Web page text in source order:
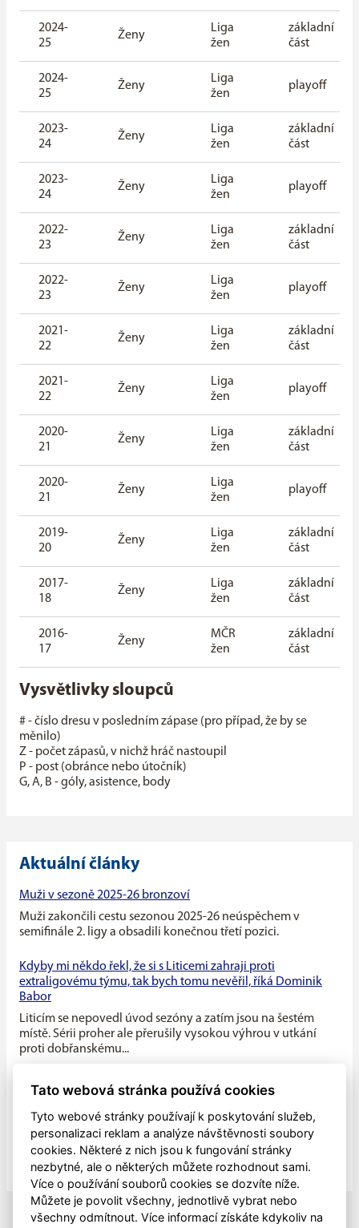
2024-
25
Ženy
Liga
žen
základní
část
2024-
25
Ženy
Liga
žen
playoff
2023-
24
Ženy
Liga
žen
základní
část
2023-
24
Ženy
Liga
žen
playoff
2022-
23
Ženy
Liga
žen
základní
část
2022-
23
Ženy
Liga
žen
playoff
2021-
22
Ženy
Liga
žen
základní
část
2021-
22
Ženy
Liga
žen
playoff
2020-
21
Ženy
Liga
žen
základní
část
2020-
21
Ženy
Liga
žen
playoff
2019-
20
Ženy
Liga
žen
základní
část
2017-
18
Ženy
Liga
žen
základní
část
2016-
17
Ženy
MČR
žen
základní
část
Vysvětlivky sloupců
# - číslo dresu v posledním zápase (pro případ, že by se
měnilo)
Z - počet zápasů, v nichž hráč nastoupil
P - post (obránce nebo útočník)
G, A, B - góly, asistence, body
Aktuální články
Muži v sezoně 2025-26 bronzoví
Muži zakončili cestu sezonou 2025-26 neúspěchem v
semifinále 2. ligy a obsadili konečnou třetí pozici.
Kdyby mi někdo řekl, že si s Liticemi zahraji proti
extraligovému týmu, tak bych tomu nevěřil, říká Dominik
Babor
Liticím se nepovedl úvod sezóny a zatím jsou na šestém
místě. Sérii proher ale přerušily vysokou výhrou v utkání
proti dobřanskému...
Máme v týmu ideální kombinaci dravého mládí a zkušenosti
starších hráčů, říká kapitán Litic Zdeněk Slanec
Litice v minulé sezóně soupeřily o první místo v základní
části, nakonec se umístily na druhé pozici, po play off jim
patřila...
Tato webová stránka používá cookies
Tyto webové stránky používají k poskytování služeb,
personalizaci reklam a analýze návštěvnosti soubory
cookies. Některé z nich jsou k fungování stránky
nezbytné, ale o některých můžete rozhodnout sami.
Více o používání souborů cookies se dozvíte níže.
Můžete je povolit všechny, jednotlivě vybrat nebo
všechny odmítnout. Více informací získáte kdykoliv na